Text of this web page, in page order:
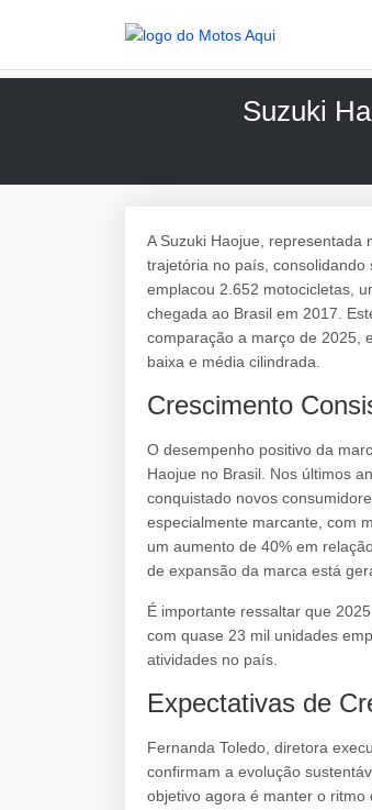
Suzuki
A Suzuki Haojue, representada
trajetória no país,
emplacou 2.652 motocicletas,
chegada ao Brasil em 2017.
comparação a março de 2025,
baixa e média cilindrada.
Crescimento
O desempenho positivo da
Haojue no Brasil. Nos últimos
conquistado novos
especialmente marcante, com
um aumento de 40% em
de expansão da marca está
É importante ressaltar que
com quase 23 mil unidades
atividades no país.
Expectativas de
Fernanda Toledo, diretora
confirmam a evolução
objetivo agora é manter o ritmo